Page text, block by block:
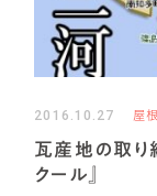
2016.10.27 屋
瓦産地の取り
クール』